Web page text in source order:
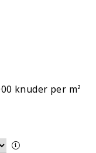
knuder per m²